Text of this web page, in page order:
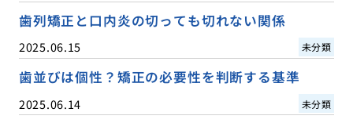
歯列矯正と口内炎の切っても切れない関係
2025.06.15 未分類
歯並びは個性？矯正の必要性を判断する基準
2025.06.14 未分類